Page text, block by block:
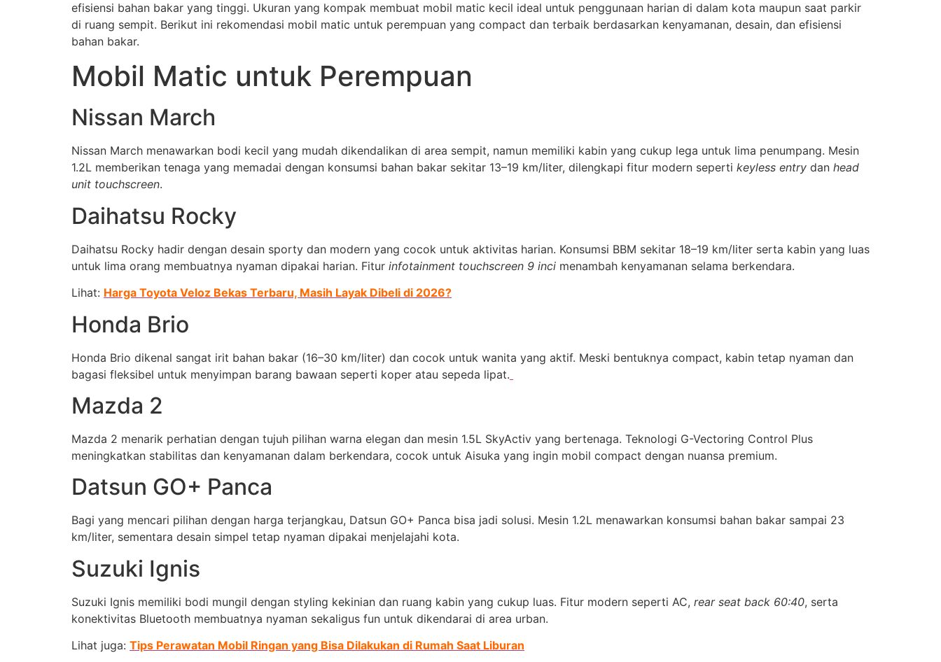
efisiensi bahan bakar yang tinggi. Ukuran yang kompak membuat mobil matic kecil ideal untuk penggunaan harian di dalam kota maupun saat parkir
di ruang sempit. Berikut ini rekomendasi mobil matic untuk perempuan yang compact dan terbaik berdasarkan kenyamanan, desain, dan efisiensi
bahan bakar.
Mobil Matic untuk Perempuan
Nissan March
Nissan March menawarkan bodi kecil yang mudah dikendalikan di area sempit, namun memiliki kabin yang cukup lega untuk lima penumpang. Mesin
1.2L memberikan tenaga yang memadai dengan konsumsi bahan bakar sekitar 13–19 km/liter, dilengkapi fitur modern seperti keyless entry dan head
unit touchscreen.
Daihatsu Rocky
Daihatsu Rocky hadir dengan desain sporty dan modern yang cocok untuk aktivitas harian. Konsumsi BBM sekitar 18–19 km/liter serta kabin yang luas
untuk lima orang membuatnya nyaman dipakai harian. Fitur infotainment touchscreen 9 inci menambah kenyamanan selama berkendara.
Lihat: Harga Toyota Veloz Bekas Terbaru, Masih Layak Dibeli di 2026?
Honda Brio
Honda Brio dikenal sangat irit bahan bakar (16–30 km/liter) dan cocok untuk wanita yang aktif. Meski bentuknya compact, kabin tetap nyaman dan
bagasi fleksibel untuk menyimpan barang bawaan seperti koper atau sepeda lipat.
Mazda 2
Mazda 2 menarik perhatian dengan tujuh pilihan warna elegan dan mesin 1.5L SkyActiv yang bertenaga. Teknologi G-Vectoring Control Plus
meningkatkan stabilitas dan kenyamanan dalam berkendara, cocok untuk Aisuka yang ingin mobil compact dengan nuansa premium.
Datsun GO+ Panca
Bagi yang mencari pilihan dengan harga terjangkau, Datsun GO+ Panca bisa jadi solusi. Mesin 1.2L menawarkan konsumsi bahan bakar sampai 23
km/liter, sementara desain simpel tetap nyaman dipakai menjelajahi kota.
Suzuki Ignis
Suzuki Ignis memiliki bodi mungil dengan styling kekinian dan ruang kabin yang cukup luas. Fitur modern seperti AC, rear seat back 60:40, serta
konektivitas Bluetooth membuatnya nyaman sekaligus fun untuk dikendarai di area urban.
Lihat juga: Tips Perawatan Mobil Ringan yang Bisa Dilakukan di Rumah Saat Liburan